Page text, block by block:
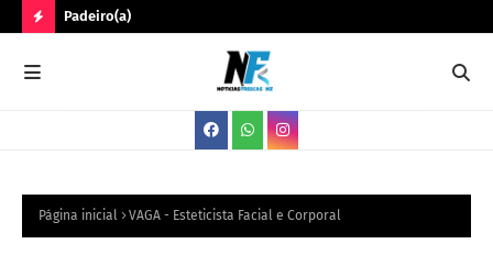
O
V
Padeiro(a)
Página inicial VAGA - Esteticista Facial e Corporal